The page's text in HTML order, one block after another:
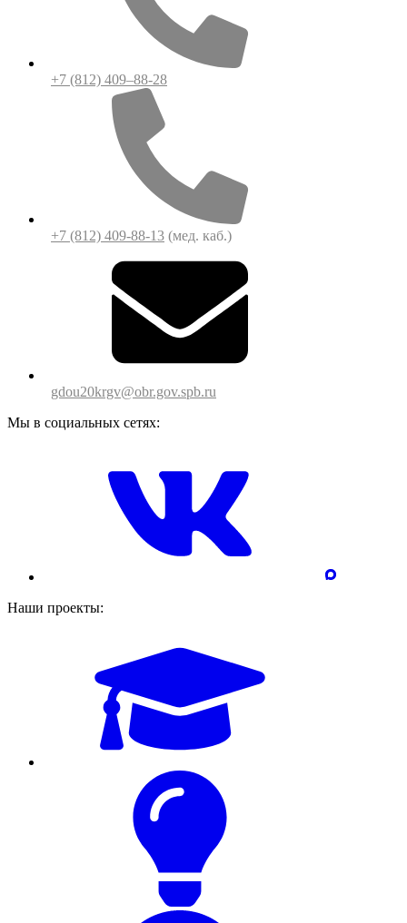
+7 (812) 409–88-28
+7 (812) 409-88-13 (мед. каб.)
gdou20krgv@obr.gov.spb.ru
Мы в социальных сетях:
Наши проекты: